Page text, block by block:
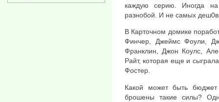
каждую серию. Иногда
разнобой. И не самых
В Карточном домике
Финчер, Джеймс Фоули,
Франклин, Джон Коулс,
Райт, которая еще и
Фостер.
Какой может быть
брошены такие силы?